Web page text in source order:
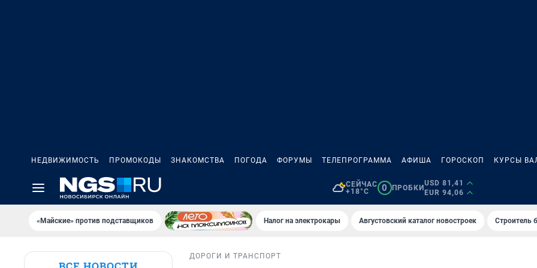
НЕДВИЖИМОСТЬ ПРОМОКОДЫ ЗНАКОМСТВА ПОГОДА ФОРУМЫ ТЕЛЕПРОГРАММА АФИША ГОРОСКОП КУРСЫ
СЕЙЧАС
+18°C
0 ПРОБКИ
USD 81,41
EUR 94,06
«Майские» против подставщиков Налог на электрокары Августовский каталог новостроек Строитель
ДОРОГИ И ТРАНСПОРТ